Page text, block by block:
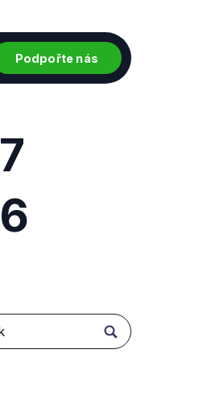
Podpořte nás
7
6